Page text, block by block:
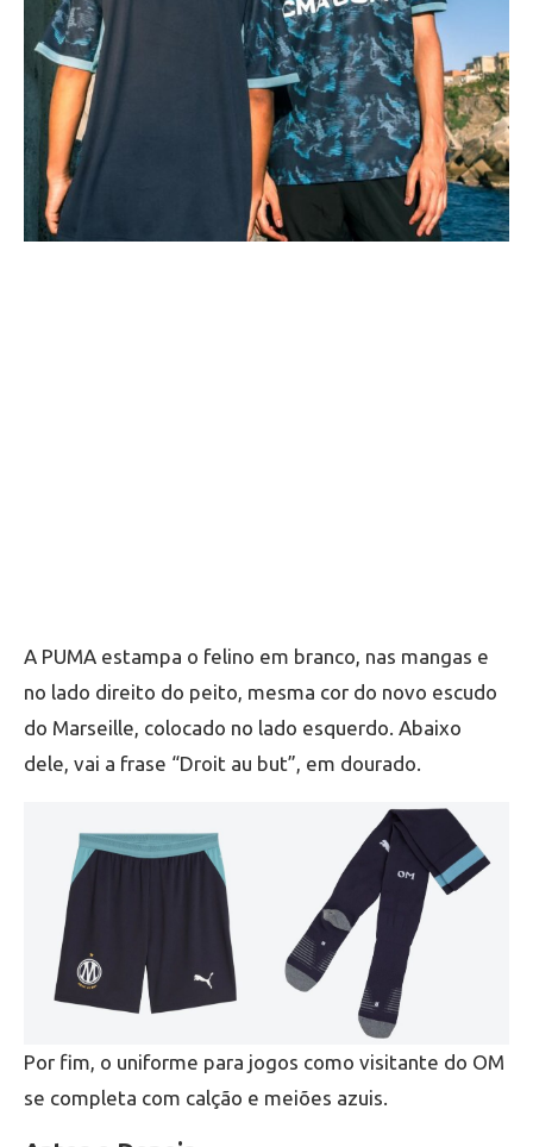
A PUMA estampa o felino em branco, nas mangas e
no lado direito do peito, mesma cor do novo escudo
do Marseille, colocado no lado esquerdo. Abaixo
dele, vai a frase “Droit au but”, em dourado.
Por fim, o uniforme para jogos como visitante do OM
se completa com calção e meiões azuis.